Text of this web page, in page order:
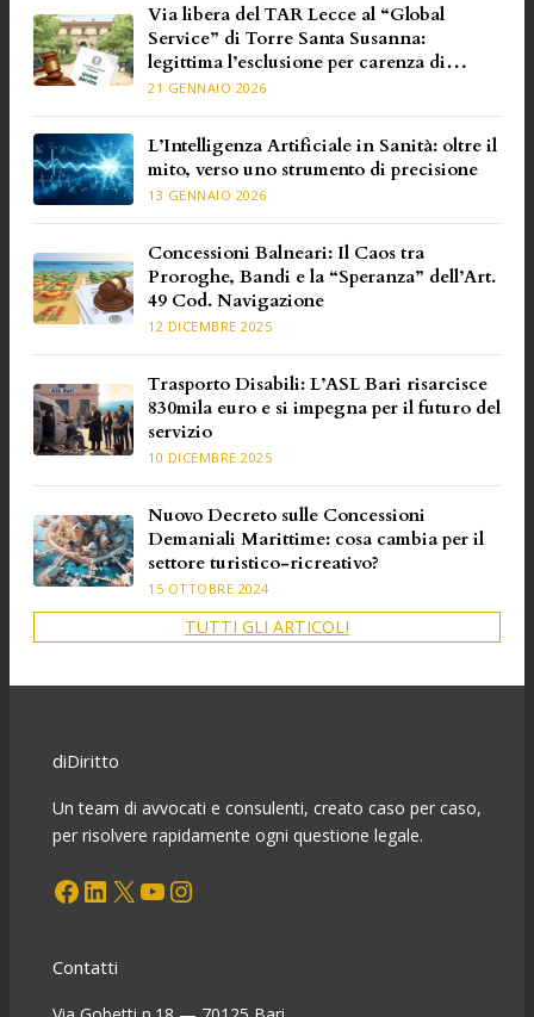
Via libera del TAR Lecce al “Global
Service” di Torre Santa Susanna:
legittima l’esclusione per carenza di
requisiti specifici
21 GENNAIO 2026
L’Intelligenza Artificiale in Sanità: oltre il
mito, verso uno strumento di precisione
13 GENNAIO 2026
Concessioni Balneari: Il Caos tra
Proroghe, Bandi e la “Speranza” dell’Art.
49 Cod. Navigazione
12 DICEMBRE 2025
Trasporto Disabili: L’ASL Bari risarcisce
830mila euro e si impegna per il futuro del
servizio
10 DICEMBRE 2025
Nuovo Decreto sulle Concessioni
Demaniali Marittime: cosa cambia per il
settore turistico-ricreativo?
15 OTTOBRE 2024
TUTTI GLI ARTICOLI
diDiritto
Un team di avvocati e consulenti, creato caso per caso,
per risolvere rapidamente ogni questione legale.
Facebook LinkedIn X YouTube Instagram
Contatti